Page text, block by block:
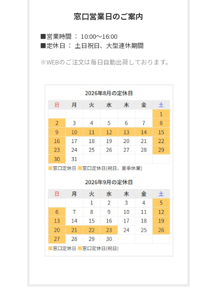
窓口営業日のご案内
■営業時間 ： 10:00～16:00
■定休日 ： 土日祝日、大型連休期間
※WEBのご注文は毎日自動出荷しております。